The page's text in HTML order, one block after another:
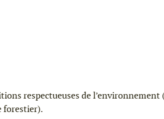
respectueuses de
forestier).